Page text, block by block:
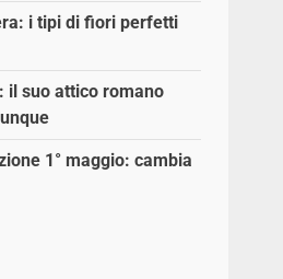
i tipi di fiori perfetti
il suo attico romano
1° maggio: cambia